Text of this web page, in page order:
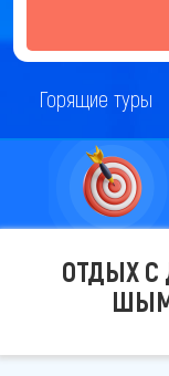
Горящие туры
ОТДЫХ